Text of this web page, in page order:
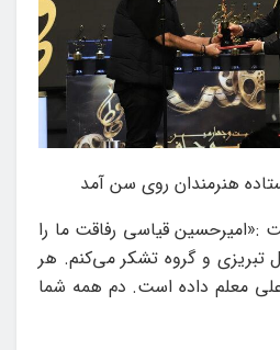
هنرمندان روی سن آمد
:«امیرحسین قیاسی رفاقت ما را
تبریزی و گروه تشکر می‌کنم. هر
معلم داده است. دم همه شما